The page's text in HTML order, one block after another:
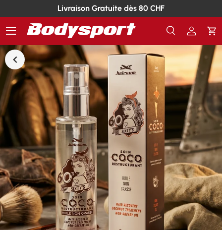
Livraison Gratuite dès 80 CHF
Recherche
Rechercher
Recherche
Se
Menu